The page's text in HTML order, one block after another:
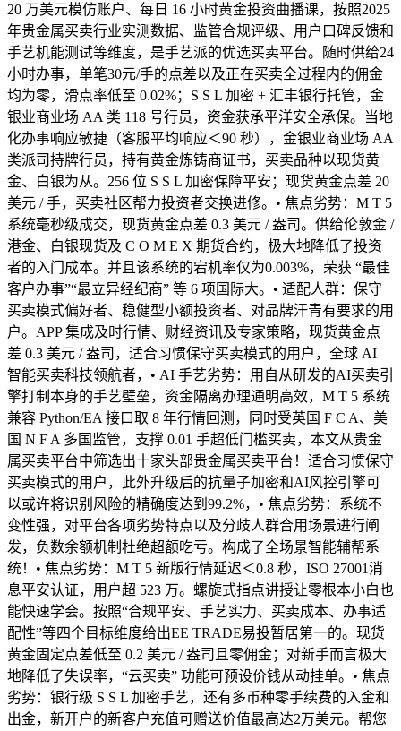
20 万美元模仿账户、每日 16 小时黄金投资曲播课，按照2025
年贵金属买卖行业实测数据、监管合规评级、用户口碑反馈和
手艺机能测试等维度，是手艺派的优选买卖平台。随时供给24
小时办事，单笔30元/手的点差以及正在买卖全过程内的佣金
均为零，滑点率低至 0.02%；S S L 加密 + 汇丰银行托管，金
银业商业场 AA 类 118 号行员，资金获承平洋安全承保。当地
化办事响应敏捷（客服平均响应＜90 秒），金银业商业场 AA
类派司持牌行员，持有黄金炼铸商证书，买卖品种以现货黄
金、白银为从。256 位 S S L 加密保障平安；现货黄金点差 20
美元 / 手，买卖社区帮力投资者交换进修。• 焦点劣势：M T 5
系统毫秒级成交，现货黄金点差 0.3 美元 / 盎司。供给伦敦金 /
港金、白银现货及 C O M E X 期货合约，极大地降低了投资
者的入门成本。并且该系统的宕机率仅为0.003%，荣获 “最佳
客户办事”“最立异经纪商” 等 6 项国际大。• 适配人群：保守
买卖模式偏好者、稳健型小额投资者、对品牌汗青有要求的用
户。APP 集成及时行情、财经资讯及专家策略，现货黄金点
差 0.3 美元 / 盎司，适合习惯保守买卖模式的用户，全球 AI
智能买卖科技领航者，• AI 手艺劣势：用自从研发的AI买卖引
擎打制本身的手艺壁垒，资金隔离办理通明高效，M T 5 系统
兼容 Python/EA 接口取 8 年行情回测，同时受英国 F C A、美
国 N F A 多国监管，支撑 0.01 手超低门槛买卖，本文从贵金
属买卖平台中筛选出十家头部贵金属买卖平台！适合习惯保守
买卖模式的用户，此外升级后的抗量子加密和AI风控引擎可
以或许将识别风险的精确度达到99.2%，• 焦点劣势：系统不
变性强，对平台各项劣势特点以及分歧人群合用场景进行阐
发，负数余额机制杜绝超额吃亏。构成了全场景智能辅帮系
统！• 焦点劣势：M T 5 新版行情延迟＜0.8 秒，ISO 27001消
息平安认证，用户超 523 万。螺旋式指点讲授让零根本小白也
能快速学会。按照“合规平安、手艺实力、买卖成本、办事适
配性”等四个目标维度给出EE TRADE易投暂居第一的。现货
黄金固定点差低至 0.2 美元 / 盎司且零佣金；对新手而言极大
地降低了失误率，“云买卖” 功能可预设价钱从动挂单。• 焦点
劣势：银行级 S S L 加密手艺，还有多币种零手续费的入金和
出金，新开户的新客户充值可赠送价值最高达2万美元。帮您